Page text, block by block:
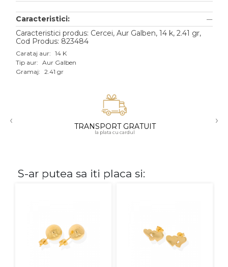
Aur alb
Aur roz
Aur mixt
18K
Caracteristici:
Caracteristici produs: Cercei, Aur Galben, 14 k, 2.41 gr,
Cod Produs: 823484
Carataj aur: 14 K
Tip aur: Aur Galben
Gramaj: 2.41 gr
‹ TRANSPORT GRATUIT
la plata cu cardul
›
S-ar putea sa iti placa si: